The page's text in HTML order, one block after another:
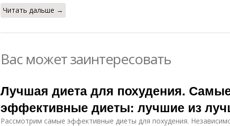
Читать дальше →
Вас может заинтересовать
Лучшая диета для похудения.
эффективные диеты: лучшие из
Рассмотрим самые эффективные диеты для похудения.